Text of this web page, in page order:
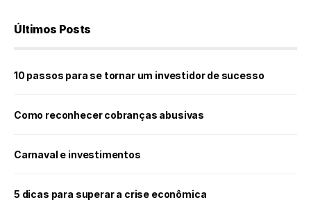
Últimos Posts
10 passos para se tornar um investidor de sucesso
Como reconhecer cobranças abusivas
Carnaval e investimentos
5 dicas para superar a crise econômica